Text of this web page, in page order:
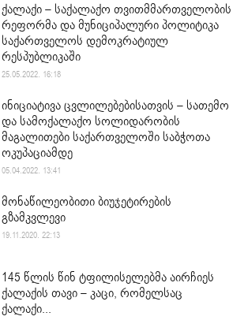
ქალაქი – საქალაქო თვითმმართველობის
რეფორმა და მუნიციპალური პოლიტიკა
საქართველოს დემოკრატიულ
რესპუბლიკაში
25.05.2022. 16:18
ინიციატივა ცვლილებებისათვის – სათემო
და სამოქალაქო სოლიდარობის
მაგალითები საქართველოში საბჭოთა
ოკუპაციამდე
05.04.2022. 13:41
მონაწილეობითი ბიუჯეტირების
გზამკვლევი
19.11.2020. 22:13
145 წლის წინ ტფილისელებმა აირჩიეს
ქალაქის თავი – კაცი, რომელსაც
ქალაქი...